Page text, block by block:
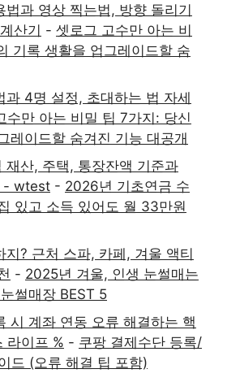
법과 영상 찍는법, 방향 돌리기
산기 - 셋로그 고수만 아는 비
기록 생활을 업그레이드할 숨
과 4명 설정, 초대하는 법 자세
수만 아는 비밀 팁 7가지: 당신
레이드할 숨겨진 기능 대공개
재산, 주택, 통장잔액 기준과
- wtest - 2026년 기초연금 수
있고 소득 있어도 월 33만원
지? 근처 스파, 카페, 겨울 액티
- 2025년 겨울, 인생 눈썰매는
썰매장 BEST 5
시 계좌 연동 오류 해결하는 핵
라이프 % - 쿠팡 결제수단 등록/
드 (오류 해결 팁 포함)